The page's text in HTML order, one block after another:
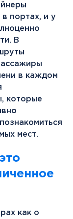
портах, и у
В
в каждом
которые
мест.
как о